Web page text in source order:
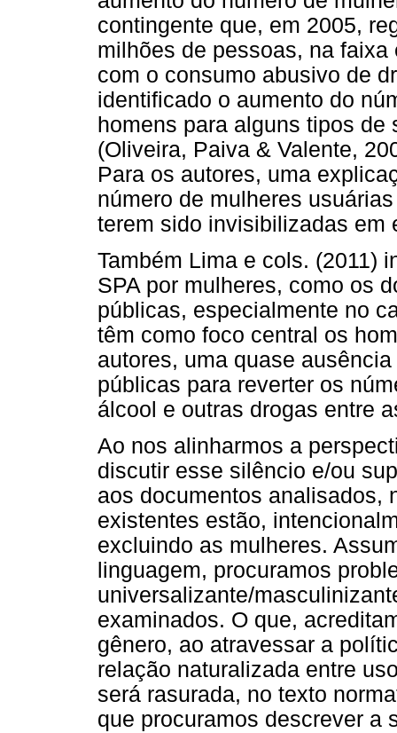
contingente que, em 2005,
milhões de pessoas, na
com o consumo abusivo de
identificado o aumento do
homens para alguns tipos
(Oliveira, Paiva & Valente,
Para os autores, uma
número de mulheres
terem sido invisibilizadas em
Também Lima e cols. (2011)
SPA por mulheres, como os
públicas, especialmente no
têm como foco central os
autores, uma quase
públicas para reverter os
álcool e outras drogas entre
Ao nos alinharmos a
discutir esse silêncio e/ou
aos documentos analisados,
existentes estão,
excluindo as mulheres.
linguagem, procuramos
universalizante/
examinados. O que,
gênero, ao atravessar a
relação naturalizada entre
será rasurada, no texto
que procuramos descrever a